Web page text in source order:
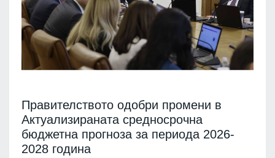
Правителството одобри промени в
Актуализираната средносрочна
бюджетна прогноза за периода 2026-
2028 година